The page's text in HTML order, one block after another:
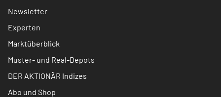
Newsletter
Experten
Marktüberblick
Muster- und Real-Depots
DER AKTIONÄR Indizes
Abo und Shop